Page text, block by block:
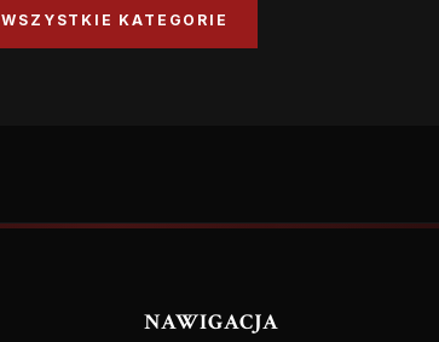
WSZYSTKIE KATEGORIE
NAWIGACJA